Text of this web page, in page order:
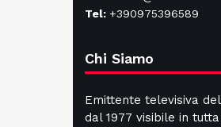
Tel: +390975396589
Chi Siamo
Emittente televisiva
dal 1977 visibile in